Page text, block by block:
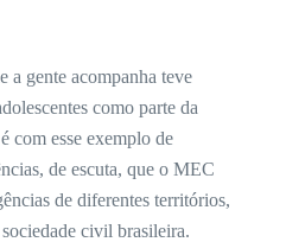
a gente acompanha teve
como parte da
com esse exemplo de
de escuta, que o MEC
de diferentes territórios,
civil brasileira.